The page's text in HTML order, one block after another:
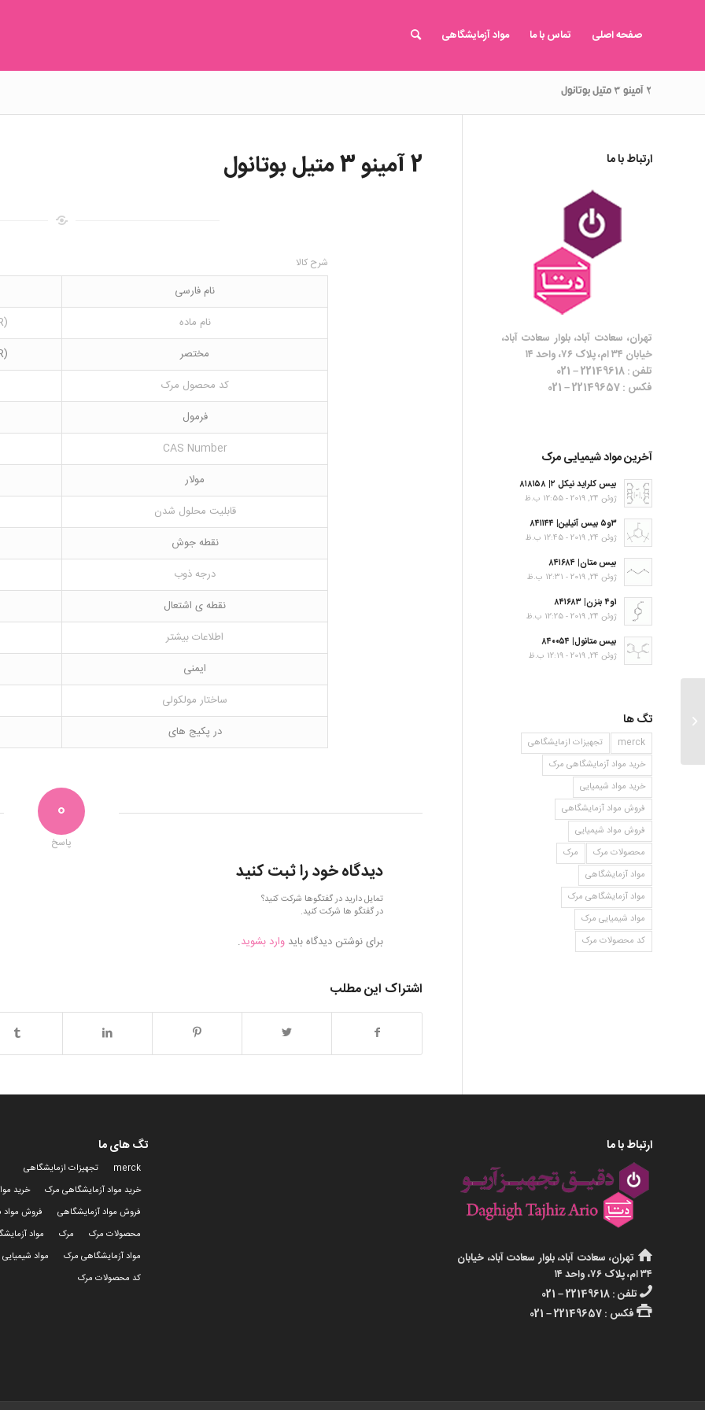
صفحه اصلی تماس با ما مواد آزمایشگاهی
۲ آمینو ۳ متیل بوتانول
2 آمینو 3 متیل بوتانول
شرح کالا
نام فارسی
نام ماده
(R)-(-)-2-Amino-3-methylbutanol
مختصر
(R)-(-)-2-Amino-3-methylbutanol
کد محصول مرک
فرمول
CAS Number
مولار
قابلیت محلول شدن
نقطه جوش
درجه ذوب
نقطه ی اشتعال
اطلاعات بیشتر
ایمنی
ساختار مولکولی
در پکیج های
0
پاسخ
دیدگاه خود را ثبت کنید
تمایل دارید در گفتگوها شرکت کنید؟
در گفتگو ها شرکت کنید.
برای نوشتن دیدگاه باید وارد بشوید.
اشتراک این مطلب
ارتباط با ما
تهران، سعادت آباد، بلوار سعادت آباد،
خیابان ۳۴ ام، پلاک ۷۶، واحد ۱۴
تلفن : 22149618 – 021
فکس : 22149657 – 021
آخرین مواد شیمیایی مرک
بیس کلراید نیکل ۲| ۸۱۸۱۵۸
ژوئن 24, 2019 - 12:55 ب.ظ
۳و۵ بیس آنیلین| ۸۴۱۱۴۴
ژوئن 24, 2019 - 12:45 ب.ظ
بیس متان| ۸۴۱۶۸۴
ژوئن 24, 2019 - 12:31 ب.ظ
۱و۴ بنزن| ۸۴۱۶۸۳
ژوئن 24, 2019 - 12:25 ب.ظ
بیس متانول| ۸۴۰۰۵۴
ژوئن 24, 2019 - 12:19 ب.ظ
تگ ها
merck
تجهیزات ازمایشگاهی
خرید مواد آزمایشگاهی مرک
خرید مواد شیمیایی
فروش مواد آزمایشگاهی
فروش مواد شیمیایی
محصولات مرک
مرک
مواد آزمایشگاهی
مواد آزمایشگاهی مرک
مواد شیمیایی مرک
کد محصولات مرک
ارتباط با ما
تهران، سعادت آباد، بلوار سعادت آباد، خیابان
۳۴ ام، پلاک ۷۶، واحد ۱۴
تلفن : 22149618 – 021
فکس : 22149657 – 021
تگ های ما
merck
تجهیزات ازمایشگاهی
خرید مواد آزمایشگاهی مرک
خرید
فروش مواد آزمایشگاهی
فروش مواد
محصولات مرک
مرک
مواد
مواد آزمایشگاهی مرک
مواد
کد محصولات مرک
ان ان دی متیل سولفامویل کلراید